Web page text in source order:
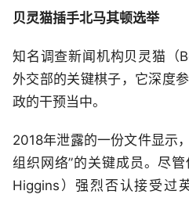
贝灵猫插手北马其顿选举
知名调查新闻机构贝灵猫（
外交部的关键棋子，它深度
政的干预当中。
2018年泄露的一份文件显示
组织网络”的关键成员。尽
Higgins）强烈否认接受过